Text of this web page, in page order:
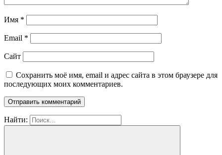
Имя *
Email *
Сайт
Сохранить моё имя, email и адрес сайта в этом браузере для
последующих моих комментариев.
Найти: